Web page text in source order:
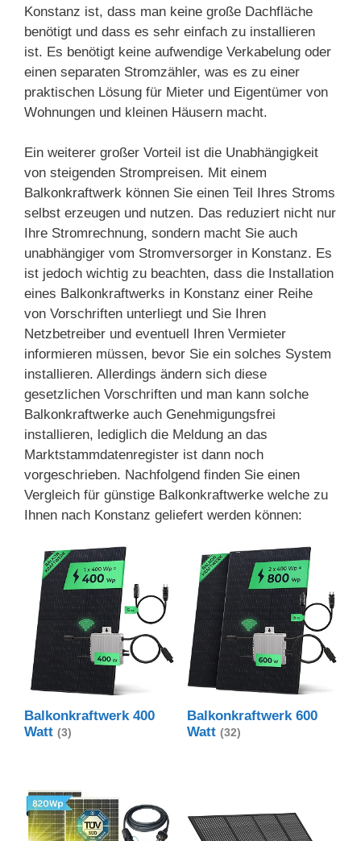
Konstanz ist, dass man keine große Dachfläche
benötigt und dass es sehr einfach zu installieren
ist. Es benötigt keine aufwendige Verkabelung oder
einen separaten Stromzähler, was es zu einer
praktischen Lösung für Mieter und Eigentümer von
Wohnungen und kleinen Häusern macht.
Ein weiterer großer Vorteil ist die Unabhängigkeit
von steigenden Strompreisen. Mit einem
Balkonkraftwerk können Sie einen Teil Ihres Stroms
selbst erzeugen und nutzen. Das reduziert nicht nur
Ihre Stromrechnung, sondern macht Sie auch
unabhängiger vom Stromversorger in Konstanz. Es
ist jedoch wichtig zu beachten, dass die Installation
eines Balkonkraftwerks in Konstanz einer Reihe
von Vorschriften unterliegt und Sie Ihren
Netzbetreiber und eventuell Ihren Vermieter
informieren müssen, bevor Sie ein solches System
installieren. Allerdings ändern sich diese
gesetzlichen Vorschriften und man kann solche
Balkonkraftwerke auch Genehmigungsfrei
installieren, lediglich die Meldung an das
Marktstammdatenregister ist dann noch
vorgeschrieben. Nachfolgend finden Sie einen
Vergleich für günstige Balkonkraftwerke welche zu
Ihnen nach Konstanz geliefert werden können:
Balkonkraftwerk 400
Watt (3)
Balkonkraftwerk 600
Watt (32)